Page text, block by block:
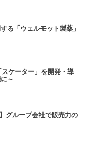
る「ウェルモット製薬」
ケーター」を開発・導
～
グループ会社で販売力の